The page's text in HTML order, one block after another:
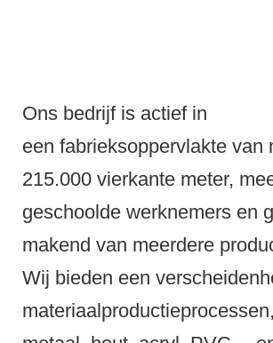
Ons bedrijf is actief in
een fabrieksoppervlakte van
215.000 vierkante meter,
geschoolde werknemers en
makend van meerdere
Wij bieden een